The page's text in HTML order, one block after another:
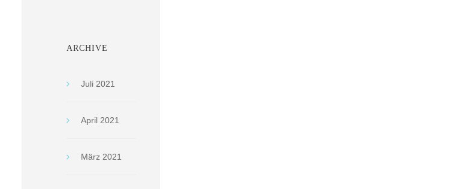
ARCHIVE
Juli 2021
April 2021
März 2021